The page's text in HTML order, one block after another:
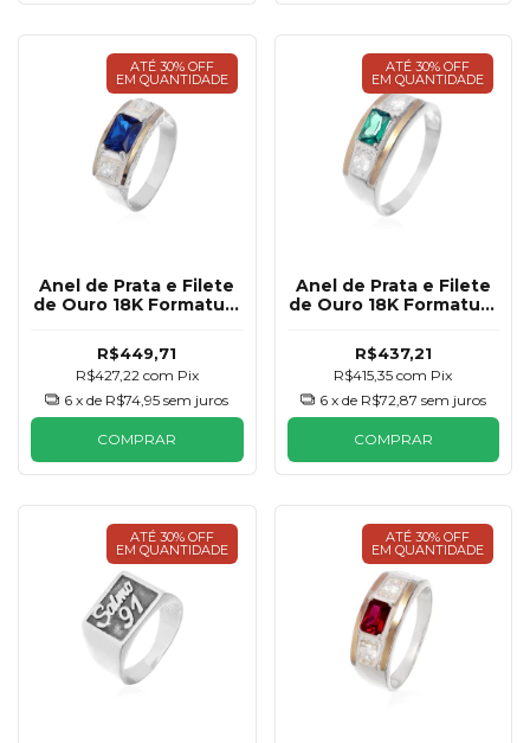
ATÉ 30% OFF
EM QUANTIDADE
Anel de Prata e Filete
de Ouro 18K Formatura
R$449,71
R$427,22 com Pix
6 x de R$74,95 sem juros
COMPRAR
ATÉ 30% OFF
EM QUANTIDADE
Anel de Prata e Filete
de Ouro 18K Formatura
R$437,21
R$415,35com Pix
6 x de R$72,87 sem juros
COMPRAR
ATÉ 30% OFF
EM QUANTIDADE
ATÉ 30% OFF
EM QUANTIDADE